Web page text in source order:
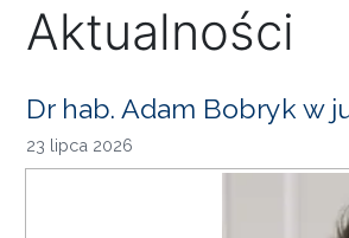
Aktualności
Dr hab. Adam Bobryk w
23 lipca 2026